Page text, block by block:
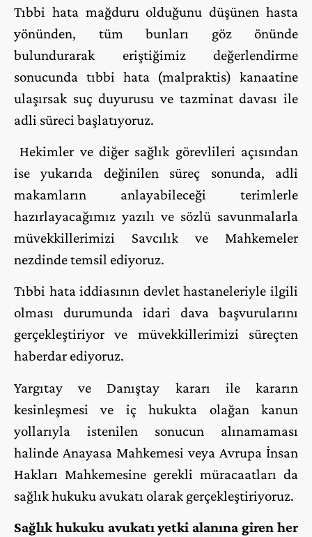
Tıbbi hata mağduru olduğunu düşünen hasta
yönünden, tüm bunları göz önünde
bulundurarak eriştiğimiz değerlendirme
sonucunda tıbbi hata (malpraktis) kanaatine
ulaşırsak suç duyurusu ve tazminat davası ile
adli süreci başlatıyoruz.
Hekimler ve diğer sağlık görevlileri açısından
ise yukarıda değinilen süreç sonunda, adli
makamların anlayabileceği terimlerle
hazırlayacağımız yazılı ve sözlü savunmalarla
müvekkillerimizi Savcılık ve Mahkemeler
nezdinde temsil ediyoruz.
Tıbbi hata iddiasının devlet hastaneleriyle ilgili
olması durumunda idari dava başvurularını
gerçekleştiriyor ve müvekkillerimizi süreçten
haberdar ediyoruz.
Yargıtay ve Danıştay kararı ile kararın
kesinleşmesi ve iç hukukta olağan kanun
yollarıyla istenilen sonucun alınamaması
halinde Anayasa Mahkemesi veya Avrupa İnsan
Hakları Mahkemesine gerekli müracaatları da
sağlık hukuku avukatı olarak gerçekleştiriyoruz.
Sağlık hukuku avukatı yetki alanına giren her